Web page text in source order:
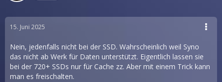
15. Juni 2025
Nein, jedenfalls nicht bei der SSD. Wahrscheinlich weil Syno
das nicht ab Werk für Daten unterstützt. Eigentlich lassen sie
bei der 720+ SSDs nur für Cache zz. Aber mit einem Trick kann
man es freischalten.